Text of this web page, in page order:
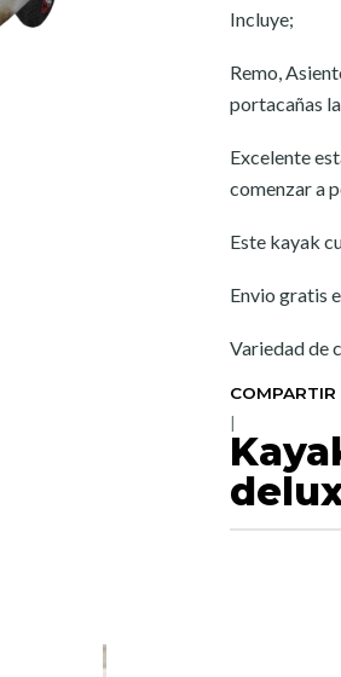
Incluye;
Remo,
portacañas
Excelente
comenzar a
Este kayak
Envio gratis
Variedad de